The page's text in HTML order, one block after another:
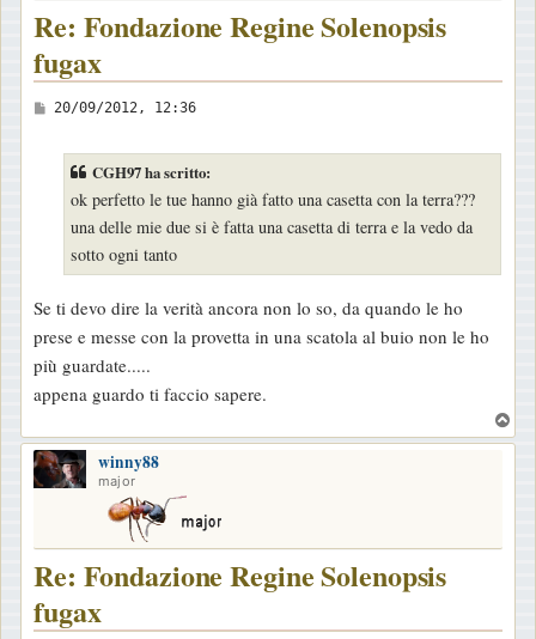
Re: Fondazione Regine Solenopsis
fugax
M
i
o
20/09/2012, 12:36
CGH97 ha scritto:
ok perfetto le tue hanno già fatto una casetta con la terra???
una delle mie due si è fatta una casetta di terra e la vedo da
sotto ogni tanto
Se ti devo dire la verità ancora non lo so, da quando le ho
prese e messe con la provetta in una scatola al buio non le ho
più guardate.....
appena guardo ti faccio sapere.
o
winny88
major
Re: Fondazione Regine Solenopsis
fugax